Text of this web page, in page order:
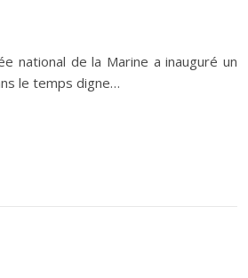
national de la Marine a inauguré un
le temps digne…